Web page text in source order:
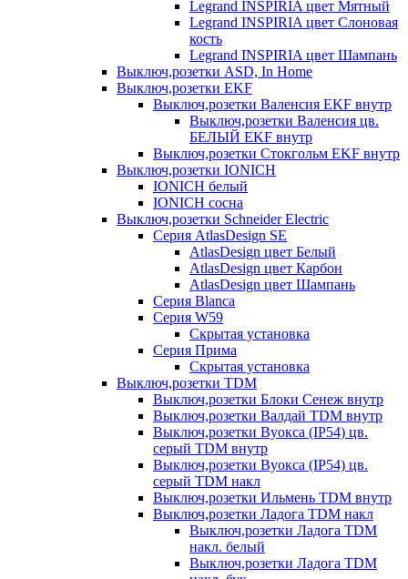
Legrand INSPIRIA цвет Мятный
Legrand INSPIRIA цвет Слоновая
кость
Legrand INSPIRIA цвет Шампань
Выключ,розетки ASD, In Home
Выключ,розетки EKF
Выключ,розетки Валенсия EKF внутр
Выключ,розетки Валенсия цв.
БЕЛЫЙ EKF внутр
Выключ,розетки Стокгольм EKF внутр
Выключ,розетки IONICH
IONICH белый
IONICH сосна
Выключ,розетки Schneider Electric
Серия AtlasDesign SE
AtlasDesign цвет Белый
AtlasDesign цвет Карбон
AtlasDesign цвет Шампань
Серия Blanca
Серия W59
Скрытая установка
Серия Прима
Скрытая установка
Выключ,розетки TDM
Выключ,розетки Блоки Сенеж внутр
Выключ,розетки Валдай TDM внутр
Выключ,розетки Вуокса (IP54) цв.
серый TDM внутр
Выключ,розетки Вуокса (IP54) цв.
серый TDM накл
Выключ,розетки Ильмень TDM внутр
Выключ,розетки Ладога TDM накл
Выключ,розетки Ладога TDM
накл. белый
Выключ,розетки Ладога TDM